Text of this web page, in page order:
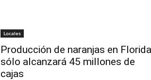
Locales
Producción de naranjas en Florida
sólo alcanzará 45 millones de
cajas